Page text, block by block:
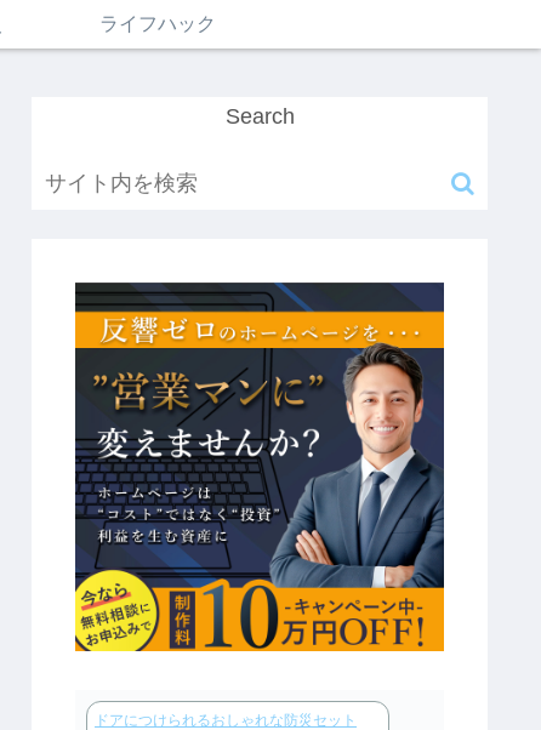
ライフハック
Search
ドアにつけられるおしゃれな防災セット